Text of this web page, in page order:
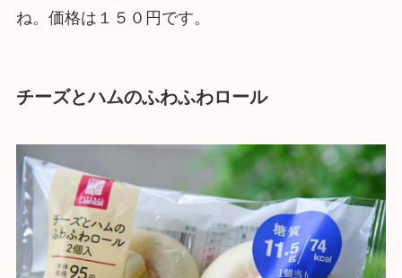
ね。価格は１５０円です。
チーズとハムのふわふわロール